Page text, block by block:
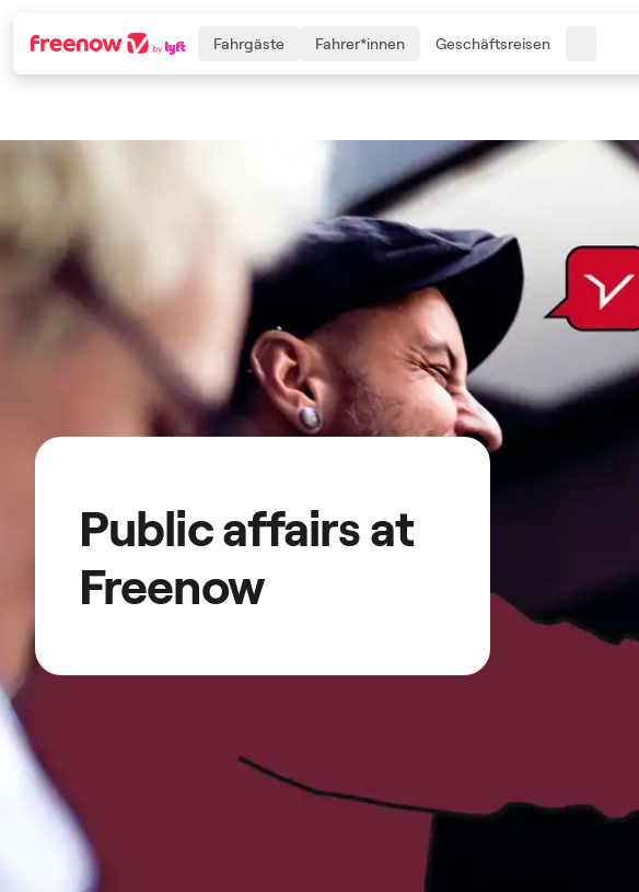
Fahrgäste Fahrer*innen Geschäftsreisen
Public affairs at
Freenow